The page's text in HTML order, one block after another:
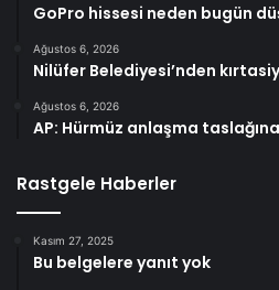
GoPro hissesi neden bugün
Ağustos 6, 2026
Nilüfer Belediyesi’nden
Ağustos 6, 2026
AP: Hürmüz anlaşma
Rastgele Haberler
Kasım 27, 2025
Bu belgelere yanıt yok